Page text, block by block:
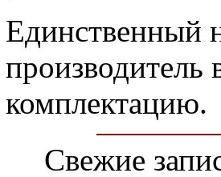
Единственный
комплектацию.
Свежие